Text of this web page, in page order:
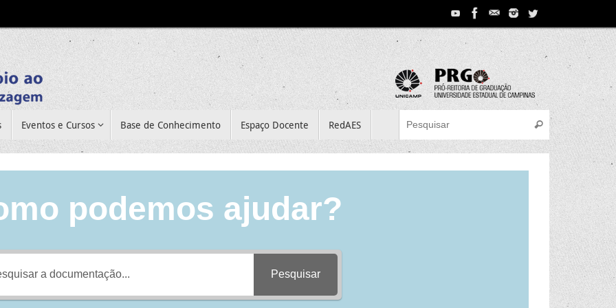
Eventos e Cursos Base de Conhecimento Espaço Docente RedAES
Search for:
Pesquisar
podemos ajudar?
Pesquisar